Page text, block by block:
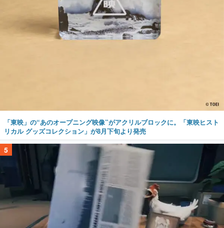
「東映」の“あのオープニング映像”がアクリルブロックに。「東映ヒスト
リカル グッズコレクション」が8月下旬より発売
5